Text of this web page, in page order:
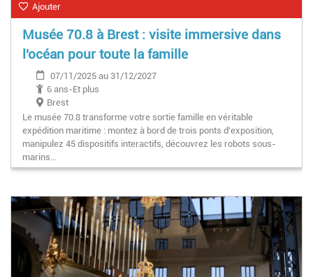
Ajouter
Musée 70.8 à Brest : visite immersive dans
l'océan pour toute la famille
07/11/2025 au 31/12/2027
6 ans-Et plus
Brest
Le musée 70.8 transforme votre sortie famille en véritable
expédition maritime : montez à bord de trois ponts d'exposition,
manipulez 45 dispositifs interactifs, découvrez les robots sous-
marins…